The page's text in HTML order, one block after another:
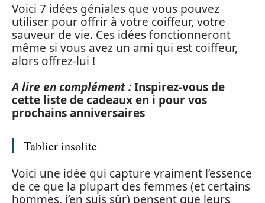
Voici 7 idées géniales que vous pouvez
utiliser pour offrir à votre coiffeur, votre
sauveur de vie. Ces idées fonctionneront
même si vous avez un ami qui est coiffeur,
alors offrez-lui !
A lire en complément :Inspirez-vous de
cette liste de cadeaux en i pour vos
prochains anniversaires
Tablier insolite
Voici une idée qui capture vraiment l’essence
de ce que la plupart des femmes (et certains
hommes, j’en suis sûr) pensent que leurs